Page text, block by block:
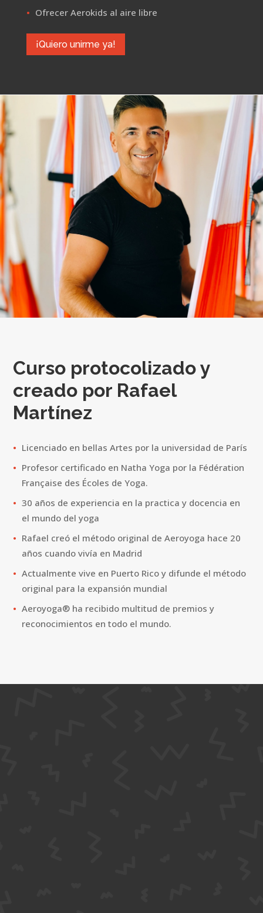
Ofrecer Aerokids al aire libre
¡Quiero unirme ya!
Curso protocolizado y
creado por Rafael
Martínez
Licenciado en bellas Artes por la universidad de París
Profesor certificado en Natha Yoga por la Fédération
Française des Écoles de Yoga.
30 años de experiencia en la practica y docencia en
el mundo del yoga
Rafael creó el método original de Aeroyoga hace 20
años cuando vivía en Madrid
Actualmente vive en Puerto Rico y difunde el método
original para la expansión mundial
Aeroyoga® ha recibido multitud de premios y
reconocimientos en todo el mundo.